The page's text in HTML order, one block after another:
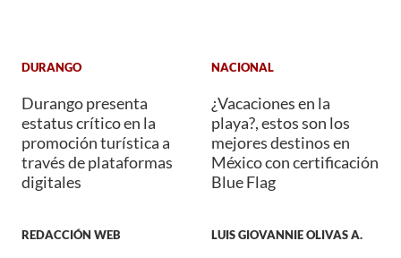
DURANGO
Durango presenta
estatus crítico en la
promoción turística a
través de plataformas
digitales
REDACCIÓN WEB
NACIONAL
¿Vacaciones en la
playa?, estos son los
mejores destinos en
México con certificación
Blue Flag
LUIS GIOVANNIE OLIVAS A.